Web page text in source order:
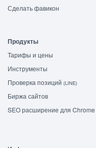
Сделать фавикон
Продукты
Тарифы и цены
Инструменты
Проверка позиций (LINE)
Биржа сайтов
SEO расширение для Chrome